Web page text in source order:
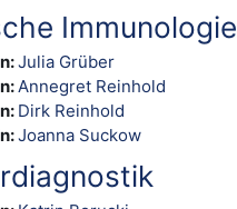
Immunologie
Julia Grüber
Annegret Reinhold
Dirk Reinhold
Joanna Suckow